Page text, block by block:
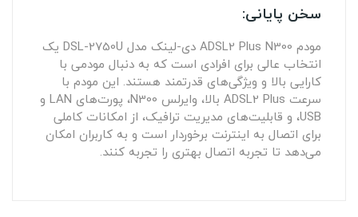
سخن پایانی:
مودم ADSL2 Plus N300 دی-لینک مدل DSL-2750U یک
انتخاب عالی برای افرادی است که به دنبال مودمی با
کارایی بالا و ویژگی‌های قدرتمند هستند. این مودم با
سرعت ADSL2 Plus بالا، وایرلس N300، پورت‌های LAN و
USB، و قابلیت‌های مدیریت ترافیک، از امکانات کاملی
برای اتصال به اینترنت برخوردار است و به کاربران امکان
می‌دهد تا تجربه اتصال بهتری را تجربه کنند.